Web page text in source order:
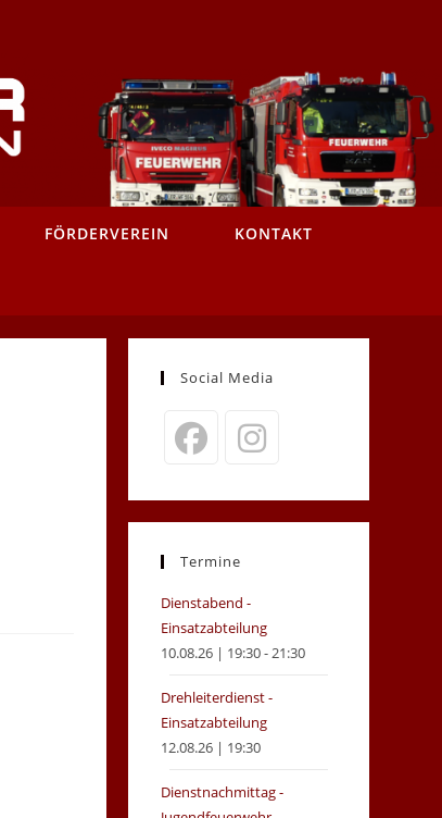
FÖRDERVEREIN KONTAKT
Social Media
in
new
in
new
Termine
Dienstabend -
Einsatzabteilung
10.08.26 | 19:30 - 21:30
Drehleiterdienst -
Einsatzabteilung
12.08.26 | 19:30
Dienstnachmittag -